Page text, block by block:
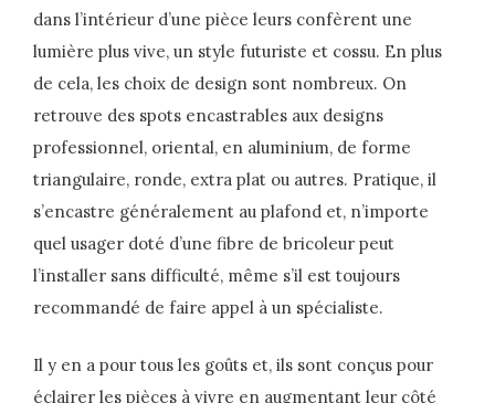
dans l’intérieur d’une pièce leurs confèrent une
lumière plus vive, un style futuriste et cossu. En plus
de cela, les choix de design sont nombreux. On
retrouve des spots encastrables aux designs
professionnel, oriental, en aluminium, de forme
triangulaire, ronde, extra plat ou autres. Pratique, il
s’encastre généralement au plafond et, n’importe
quel usager doté d’une fibre de bricoleur peut
l’installer sans difficulté, même s’il est toujours
recommandé de faire appel à un spécialiste.
Il y en a pour tous les goûts et, ils sont conçus pour
éclairer les pièces à vivre en augmentant leur côté